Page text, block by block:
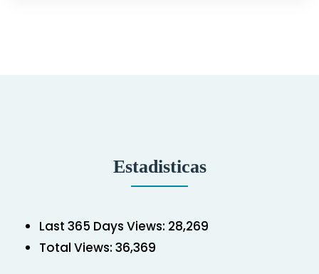
Estadisticas
Last 365 Days Views: 28,269
Total Views: 36,369